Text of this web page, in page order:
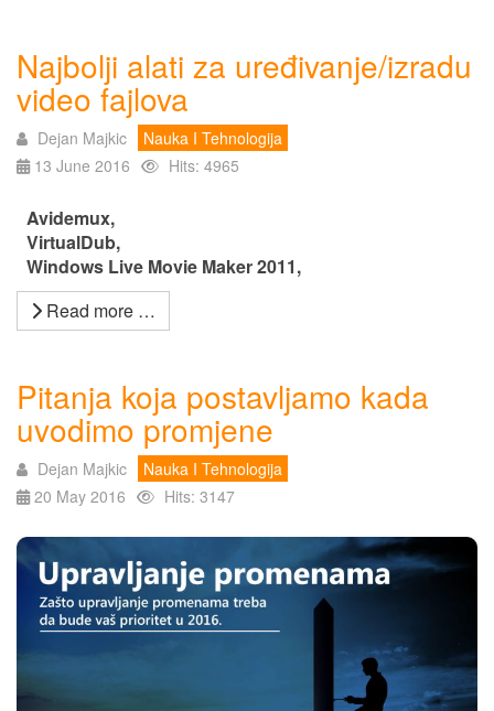
Najbolji alati za uređivanje/izradu
video fajlova
Dejan Majkic
Nauka I Tehnologija
13 June 2016
Hits: 4965
Avidemux,
VirtualDub,
Windows Live Movie Maker 2011,
Read more …
Pitanja koja postavljamo kada
uvodimo promjene
Dejan Majkic
Nauka I Tehnologija
20 May 2016
Hits: 3147